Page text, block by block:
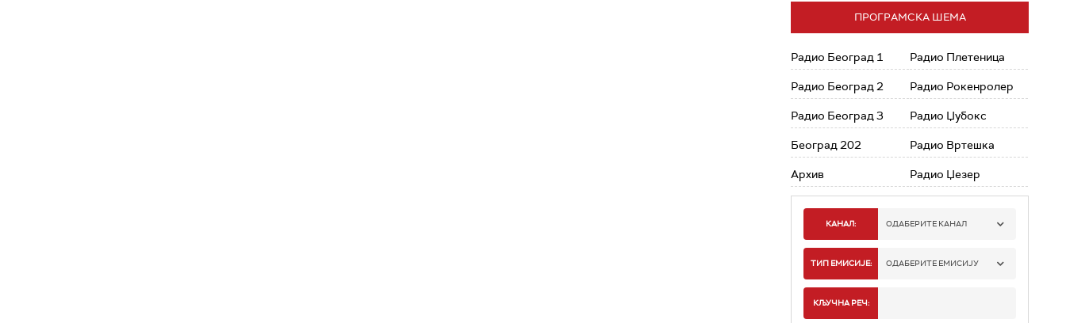
ПРОГРАМСКА ШЕМА
Радио Београд 1
Радио Београд 2
Радио Београд 3
Београд 202
Архив
Радио Плетеница
Радио Рокенролер
Радио Џубокс
Радио Вртешка
Радио Џезер
КАНАЛ: ОДАБЕРИТЕ КАНАЛ
РАДИО БЕОГРАД 1
ТИП ЕМИСИЈЕ: ОДАБЕРИТЕ ЕМИСИЈУ
КЉУЧНА РЕЧ: